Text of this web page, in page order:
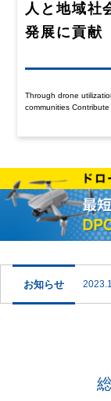
人と地域社
発展に貢献
Through drone
communities
お知らせ